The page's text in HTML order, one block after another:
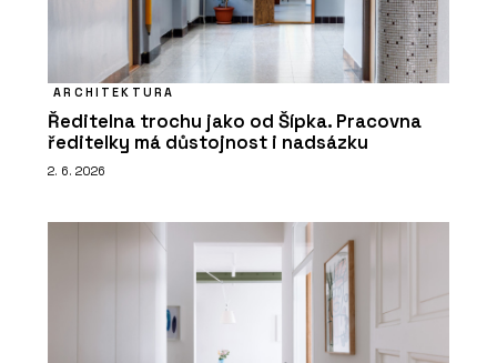
ARCHITEKTURA
Ředitelna trochu jako od Šípka. Pracovna
ředitelky má důstojnost i nadsázku
2. 6. 2026